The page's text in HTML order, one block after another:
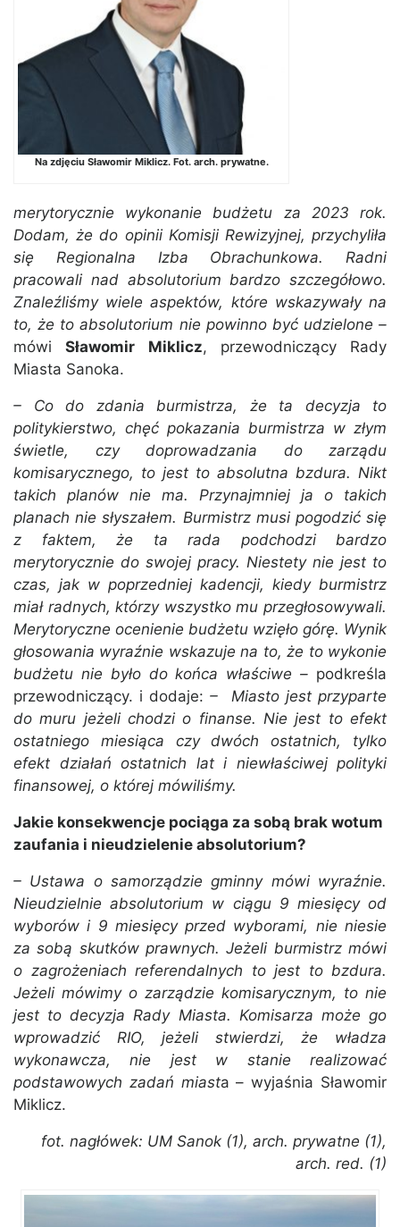
Na zdjęciu Sławomir Miklicz. Fot. arch. prywatne.
merytorycznie wykonanie budżetu za 2023 rok.
Dodam, że do opinii Komisji Rewizyjnej, przychyliła
się Regionalna Izba Obrachunkowa. Radni
pracowali nad absolutorium bardzo szczegółowo.
Znaleźliśmy wiele aspektów, które wskazywały na
to, że to absolutorium nie powinno być udzielone –
mówiSławomir Miklicz, przewodniczący Rady
Miasta Sanoka.
– Co do zdania burmistrza, że ta decyzja to
politykierstwo, chęć pokazania burmistrza w złym
świetle, czy doprowadzania do zarządu
komisarycznego, to jest to absolutna bzdura. Nikt
takich planów nie ma. Przynajmniej ja o takich
planach nie słyszałem. Burmistrz musi pogodzić się
z faktem, że ta rada podchodzi bardzo
merytorycznie do swojej pracy. Niestety nie jest to
czas, jak w poprzedniej kadencji, kiedy burmistrz
miał radnych, którzy wszystko mu przegłosowywali.
Merytoryczne ocenienie budżetu wzięło górę. Wynik
głosowania wyraźnie wskazuje na to, że to wykonie
budżetu nie było do końca właściwe – podkreśla
przewodniczący. i dodaje: – Miasto jest przyparte
do muru jeżeli chodzi o finanse. Nie jest to efekt
ostatniego miesiąca czy dwóch ostatnich, tylko
efekt działań ostatnich lat i niewłaściwej polityki
finansowej, o której mówiliśmy.
Jakie konsekwencje pociąga za sobą brak wotum
zaufania i nieudzielenie absolutorium?
– Ustawa o samorządzie gminny mówi wyraźnie.
Nieudzielnie absolutorium w ciągu 9 miesięcy od
wyborów i 9 miesięcy przed wyborami, nie niesie
za sobą skutków prawnych. Jeżeli burmistrz mówi
o zagrożeniach referendalnych to jest to bzdura.
Jeżeli mówimy o zarządzie komisarycznym, to nie
jest to decyzja Rady Miasta. Komisarza może go
wprowadzić RIO, jeżeli stwierdzi, że władza
wykonawcza, nie jest w stanie realizować
podstawowych zadań miasta – wyjaśnia Sławomir
Miklicz.
fot. nagłówek: UM Sanok (1), arch. prywatne (1),
arch. red. (1)